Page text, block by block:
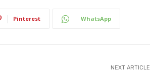
Pinterest WhatsApp
NEXT ARTICLE